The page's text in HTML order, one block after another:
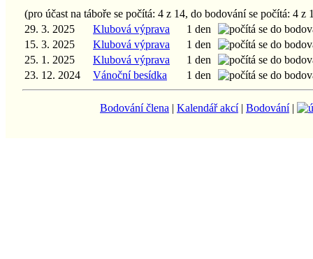
(pro účast na táboře se počítá: 4 z 14, do bodování se počítá: 4 z
29. 3. 2025
Klubová výprava
1 den
15. 3. 2025
Klubová výprava
1 den
25. 1. 2025
Klubová výprava
1 den
23. 12. 2024
Vánoční besídka 1 den
Bodování člena | Kalendář akcí| Bodování|